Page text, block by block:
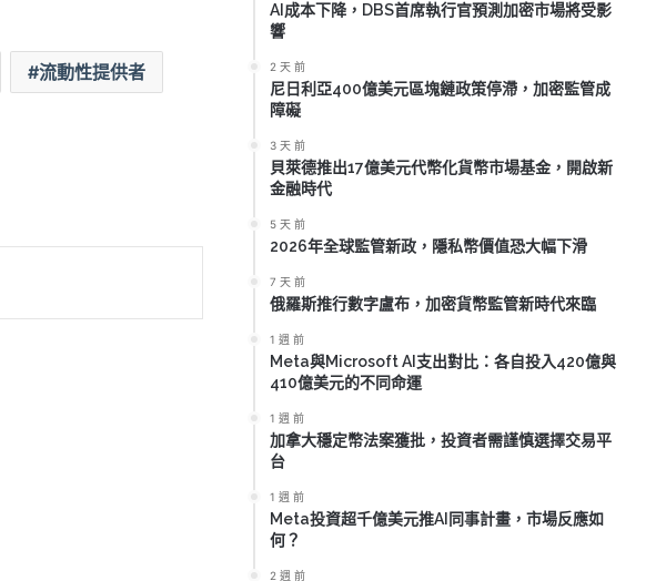
流動性提供者
AI成本下降，DBS首席執行官預測加密市場將受影
響
2 天 前
尼日利亞400億美元區塊鏈政策停滯，加密監管成
障礙
3 天 前
貝萊德推出17億美元代幣化貨幣市場基金，開啟新
金融時代
5 天 前
2026年全球監管新政，隱私幣價值恐大幅下滑
7 天 前
俄羅斯推行數字盧布，加密貨幣監管新時代來臨
1 週 前
Meta與Microsoft AI支出對比：各自投入420億與
410億美元的不同命運
1 週 前
加拿大穩定幣法案獲批，投資者需謹慎選擇交易平
台
1 週 前
Meta投資超千億美元推AI同事計畫，市場反應如
何？
2 週 前